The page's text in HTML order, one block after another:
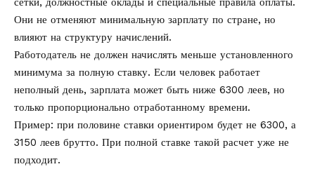
Они не отменяют минимальную зарплату по стране, но
влияют на структуру начислений.
Работодатель не должен начислять меньше установленного
минимума за полную ставку. Если человек работает
неполный день, зарплата может быть ниже 6300 леев, но
только пропорционально отработанному времени.
Пример: при половине ставки ориентиром будет не 6300, а
3150 леев брутто. При полной ставке такой расчет уже не
подходит.